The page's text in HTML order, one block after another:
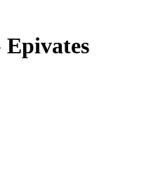
Epivates